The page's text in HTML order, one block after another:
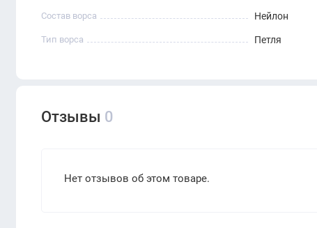
Состав ворса Нейлон
Тип ворса Петля
Отзывы 0
Нет отзывов об этом товаре.